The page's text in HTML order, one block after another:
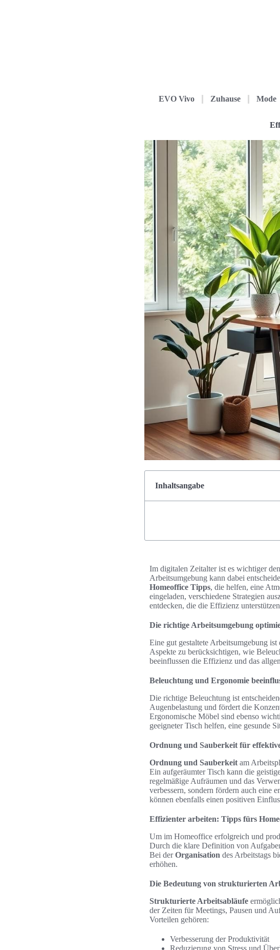
EVO Vivo Zuhause Mode
Inhaltsangabe
Im digitalen Zeitalter ist es wichtiger
Arbeitsumgebung kann dabei
Homeoffice Tipps, die helfen, eine
eingeladen, verschiedene Strategien
entdecken, die die Effizienz
Die richtige Arbeitsumgebung
Eine gut gestaltete Arbeitsumgebung
Aspekte zu berücksichtigen, wie
beeinflussen die Effizienz und das
Beleuchtung und Ergonomie
Die richtige Beleuchtung ist
Augenbelastung und fördert die
Ergonomische Möbel sind ebenso
geeigneter Tisch helfen, eine gesunde
Ordnung und Sauberkeit für
Ordnung und Sauberkeit am
Ein aufgeräumter Tisch kann die
regelmäßige Aufräumen und das
verbessern, sondern fördern auch eine
können ebenfalls einen positiven
Effizienter arbeiten: Tipps fürs
Um im Homeoffice erfolgreich und
Durch die klare Definition von
Bei derOrganisation des Arbeitstags
erhöhen.
Die Bedeutung von strukturierten
Strukturierte Arbeitsabläufe
der Zeiten für Meetings, Pausen und
Vorteilen gehören:
Verbesserung der Produktivität
Reduzierung von Stress und